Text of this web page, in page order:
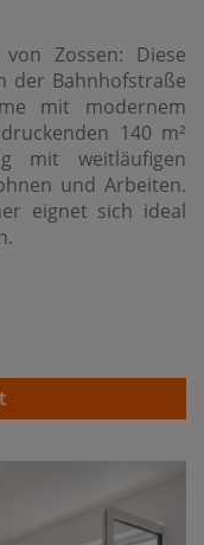
Zossen: Diese
der Bahnhofstraße
mit modernem
140 m²
mit weitläufigen
und Arbeiten.
eignet sich ideal